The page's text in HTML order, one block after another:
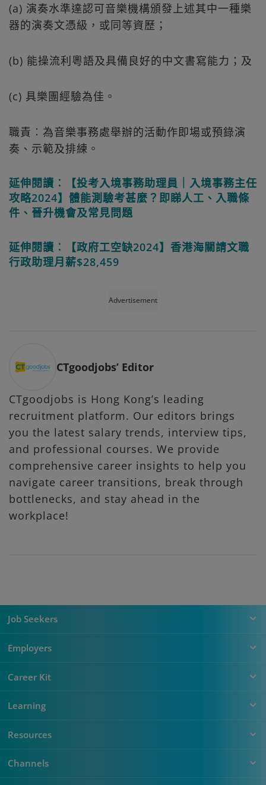
(a) 演奏水準達認可音樂機構頒發上述其中一種樂
器的演奏文憑級，或同等資歷；
(b) 能操流利粵語及具備良好的中文書寫能力；及
(c) 具樂團經驗為佳。
職責︰為音樂事務處舉辦的活動作即場或預錄演
奏、示範及排練。
延伸閱讀︰【投考入境事務助理員｜入境事務主任
攻略2024】體能測驗考甚麼？即睇人工、入職條
件、晉升機會及常見問題
延伸閱讀︰【政府工空缺2024】香港海關請文職
行政助理月薪$28,459
Advertisement
CTgoodjobs’ Editor
CTgoodjobs is Hong Kong’s leading
recruitment platform. Our editors brings
you the latest salary trends, interview tips,
and professional courses. We provide
comprehensive career insights to help you
navigate career transitions, break through
bottlenecks, and stay ahead in the
workplace!
Job Seekers
Employers
Career Kit
Learning
Resources
Channels